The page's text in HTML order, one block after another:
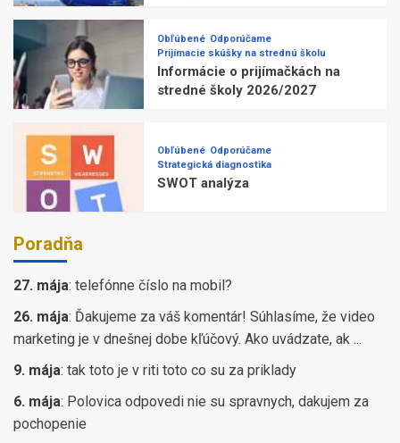
Obľúbené Odporúčame
Prijímacie skúšky na strednú školu
Informácie o prijímačkách na
stredné školy 2026/2027
Obľúbené Odporúčame
Strategická diagnostika
SWOT analýza
Poradňa
27. mája: telefónne číslo na mobil?
26. mája: Ďakujeme za váš komentár! Súhlasíme, že video
marketing je v dnešnej dobe kľúčový. Ako uvádzate, ak ...
9. mája: tak toto je v riti toto co su za priklady
6. mája: Polovica odpovedi nie su spravnych, dakujem za
pochopenie